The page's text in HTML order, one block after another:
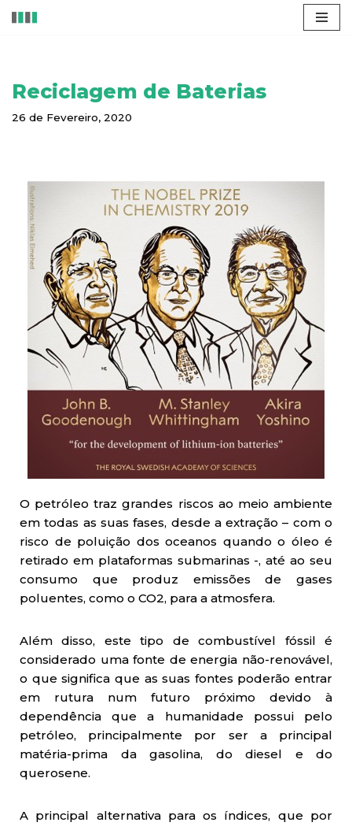
conteúdo
Reciclagem de Baterias
26 de Fevereiro, 2020
O petróleo traz grandes riscos ao meio ambiente
em todas as suas fases, desde a extração – com o
risco de poluição dos oceanos quando o óleo é
retirado em plataformas submarinas -, até ao seu
consumo que produz emissões de gases
poluentes, como o CO2, para a atmosfera.
Além disso, este tipo de combustível fóssil é
considerado uma fonte de energia não-renovável,
o que significa que as suas fontes poderão entrar
em rutura num futuro próximo devido à
dependência que a humanidade possui pelo
petróleo, principalmente por ser a principal
matéria-prima da gasolina, do diesel e do
querosene.
A principal alternativa para os índices, que por